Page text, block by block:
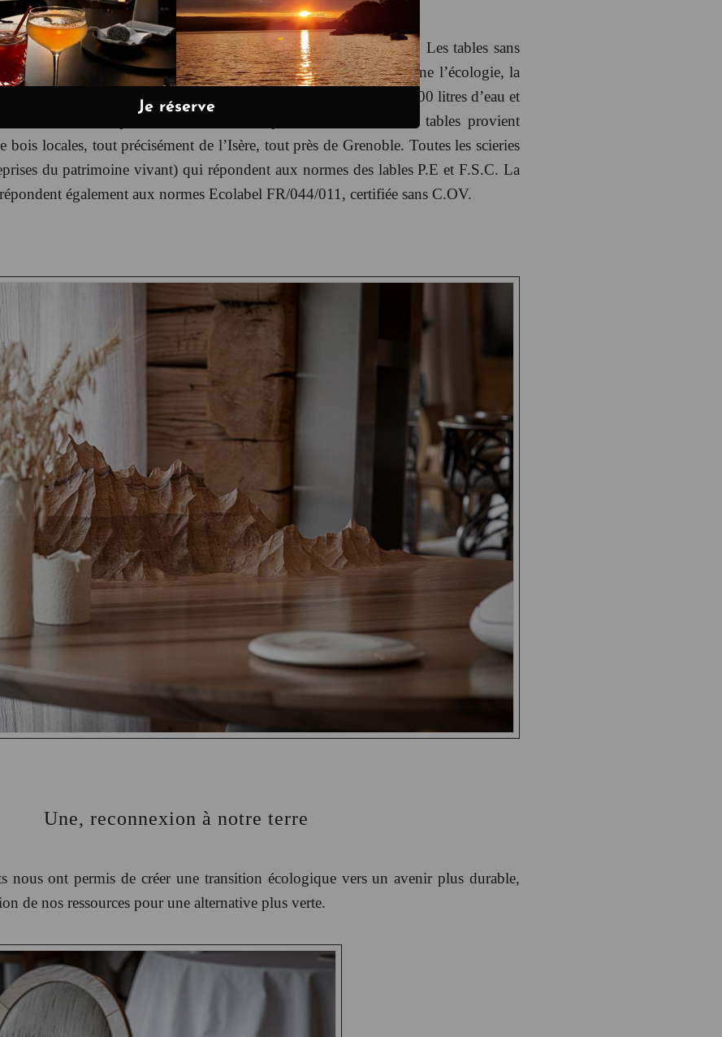
aussi liée au service en salle et au confort de nos collaborateurs. Les tables sans
du temps de repassage et de mise en place. En ce qui concerne l’écologie, la
à l’eau et à l’électricité n’est plus nécessaire, ainsi plus de 30.000 litres d’eau et
économisées par an. Le bois utilisé pour la fabrication des tables provient
bois locales, tout précisément de l’Isère, tout près de Grenoble. Toutes les scieries
du patrimoine vivant) qui répondent aux normes des lables P.E et F.S.C. La
également aux normes Ecolabel FR/044/011, certifiée sans C.OV.
Une, reconnexion à notre terre
nous ont permis de créer une transition écologique vers un avenir plus durable,
de nos ressources pour une alternative plus verte.